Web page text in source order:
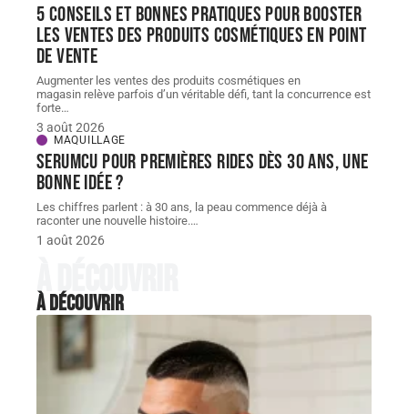
5 conseils et bonnes pratiques pour booster
les ventes des produits cosmétiques en point
de vente
Augmenter les ventes des produits cosmétiques en
magasin relève parfois d’un véritable défi, tant la concurrence est
forte…
3 août 2026
MAQUILLAGE
Serumcu pour premières rides dès 30 ans, une
bonne idée ?
Les chiffres parlent : à 30 ans, la peau commence déjà à
raconter une nouvelle histoire.…
1 août 2026
À découvrir
À découvrir